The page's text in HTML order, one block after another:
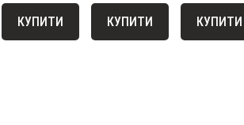
КУПИТИ КУПИТИ КУПИТИ